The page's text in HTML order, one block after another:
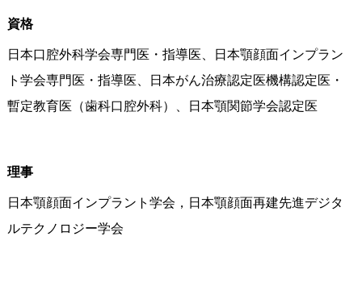
資格
日本口腔外科学会専門医・指導医、日本顎顔面インプラン
ト学会専門医・指導医、日本がん治療認定医機構認定医・
暫定教育医（歯科口腔外科）、日本顎関節学会認定医
理事
日本顎顔面インプラント学会，日本顎顔面再建先進デジタ
ルテクノロジー学会